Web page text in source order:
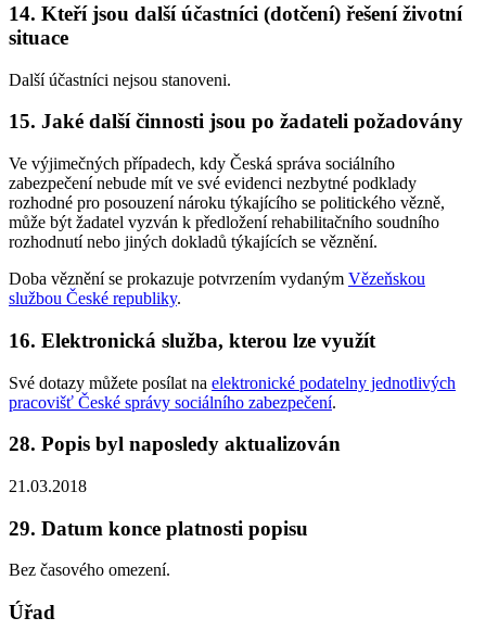
14. Kteří jsou další účastníci (dotčení) řešení životní
situace
Další účastníci nejsou stanoveni.
15. Jaké další činnosti jsou po žadateli požadovány
Ve výjimečných případech, kdy Česká správa sociálního
zabezpečení nebude mít ve své evidenci nezbytné podklady
rozhodné pro posouzení nároku týkajícího se politického vězně,
může být žadatel vyzván k předložení rehabilitačního soudního
rozhodnutí nebo jiných dokladů týkajících se věznění.
Doba věznění se prokazuje potvrzením vydaným Vězeňskou
službou České republiky.
16. Elektronická služba, kterou lze využít
Své dotazy můžete posílat na elektronické podatelny jednotlivých
pracovišť České správy sociálního zabezpečení.
28. Popis byl naposledy aktualizován
21.03.2018
29. Datum konce platnosti popisu
Bez časového omezení.
Úřad